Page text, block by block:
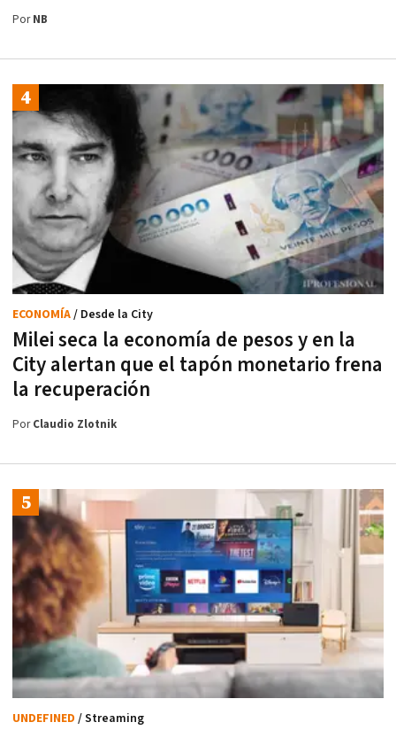
PorNB
Milei seca la economía de pesos y en la
City alertan que el tapón monetario frena
la recuperación
ECONOMÍA/ Desde la City
PorClaudio Zlotnik
UNDEFINED / Streaming